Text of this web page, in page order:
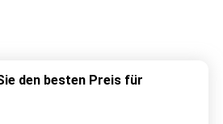
den besten Preis für